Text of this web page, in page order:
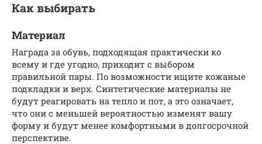
Как выбирать
Материал
Награда за обувь, подходящая практически ко
всему и где угодно, приходит с выбором
правильной пары. По возможности ищите кожаные
подкладки и верх. Синтетические материалы не
будут реагировать на тепло и пот, а это означает,
что они с меньшей вероятностью изменят вашу
форму и будут менее комфортными в долгосрочной
перспективе.